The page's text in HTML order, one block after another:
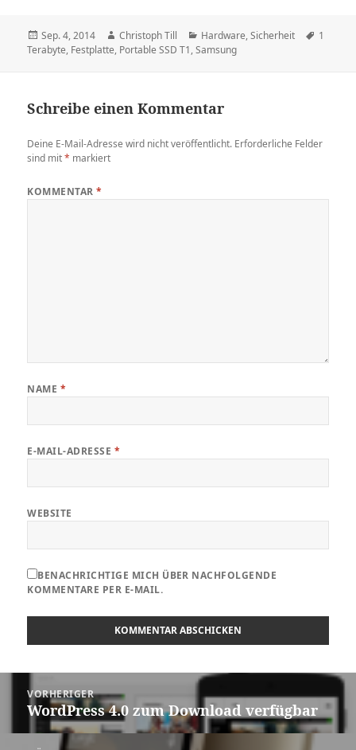
Veröffentlicht
am
Sep. 4, 2014 Autor
Christoph Till Kategorien
Hardware,Sicherheit
1
Terabyte, Festplatte, Portable SSD T1,Samsung
Schreibe einen Kommentar
Deine E-Mail-Adresse wird nicht veröffentlicht. Erforderliche Felder
sind mit* markiert
KOMMENTAR*
NAME *
E-MAIL-ADRESSE *
WEBSITE
BENACHRICHTIGE MICH ÜBER NACHFOLGENDE
KOMMENTARE PER E-MAIL.
VORHERIGER
Vorheriger
Beitrag:
WordPress 4.0 zum Download verfügbar